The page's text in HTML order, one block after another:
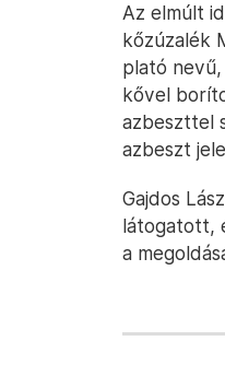
Az elmúlt
kőzúzalék
plató
kővel
azbeszttel
azbeszt
Gajdos
látogatott,
a